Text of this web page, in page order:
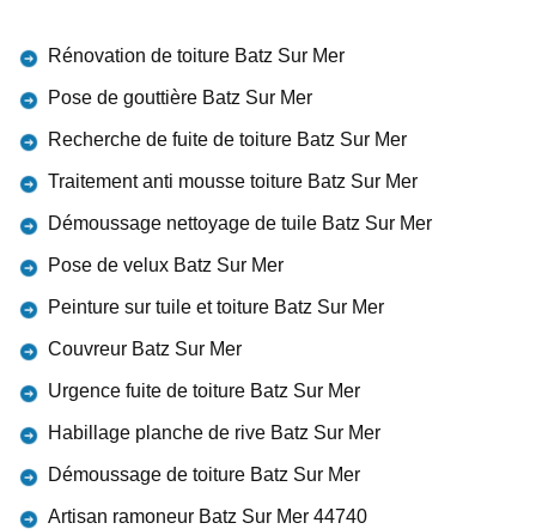
Rénovation de toiture Batz Sur Mer
Pose de gouttière Batz Sur Mer
Recherche de fuite de toiture Batz Sur Mer
Traitement anti mousse toiture Batz Sur Mer
Démoussage nettoyage de tuile Batz Sur Mer
Pose de velux Batz Sur Mer
Peinture sur tuile et toiture Batz Sur Mer
Couvreur Batz Sur Mer
Urgence fuite de toiture Batz Sur Mer
Habillage planche de rive Batz Sur Mer
Démoussage de toiture Batz Sur Mer
Artisan ramoneur Batz Sur Mer 44740